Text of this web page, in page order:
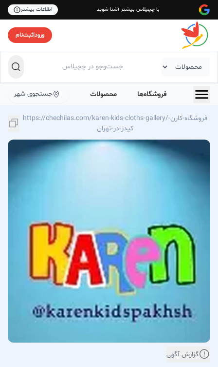
با چچیلاس بیشتر آشنا شوید اطلاعات بیشتر
ورود|ثبت‌نام
فروشگاه‌ها محصولات جستجوی شهر
https://chechilas.com/karen-kids-cloths-gallery/فروشگاه-کارن-
کیدز-در-تهران
گزارش آگهی